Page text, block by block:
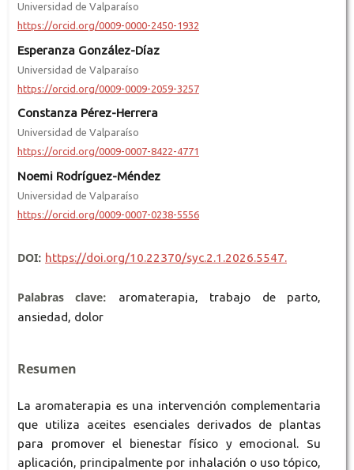
Universidad de Valparaíso
https://orcid.org/0009-0000-2450-1932
Esperanza González-Díaz
Universidad de Valparaíso
https://orcid.org/0009-0009-2059-3257
Constanza Pérez-Herrera
Universidad de Valparaíso
https://orcid.org/0009-0007-8422-4771
Noemi Rodríguez-Méndez
Universidad de Valparaíso
https://orcid.org/0009-0007-0238-5556
DOI: https://doi.org/10.22370/syc.2.1.2026.5547.
Palabras clave:
aromaterapia, trabajo de parto,
ansiedad, dolor
Resumen
La aromaterapia es una intervención complementaria
que utiliza aceites esenciales derivados de plantas
para promover el bienestar físico y emocional. Su
aplicación, principalmente por inhalación o uso tópico,